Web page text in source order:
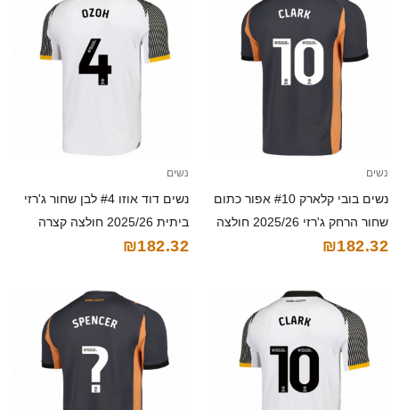
נשים
נשים בובי קלארק #10 אפור כתום
שחור הרחק ג'רזי 2025/26 חולצה
קצרה
₪182.32
נשים
נשים דוד אוזו #4 לבן שחור ג'רזי
ביתית 2025/26 חולצה קצרה
₪182.32